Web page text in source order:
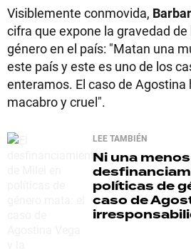
Visiblemente conmovida,
cifra que expone la gravedad
género en el país: "Matan una
este país y este es uno de los
enteramos. El caso de Agostina
macabro y cruel".
LEE TAMBIÉN
Ni una menos
políticas de
caso de